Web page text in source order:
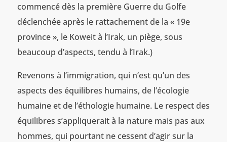
commencé dès la première Guerre du Golfe
déclenchée après le rattachement de la « 19e
province », le Koweit à l’Irak, un piège, sous
beaucoup d’aspects, tendu à l’Irak.)
Revenons à l’immigration, qui n’est qu’un des
aspects des équilibres humains, de l’écologie
humaine et de l’éthologie humaine. Le respect des
équilibres s’appliquerait à la nature mais pas aux
hommes, qui pourtant ne cessent d’agir sur la